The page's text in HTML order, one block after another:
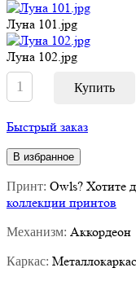
Луна 101.jpg
Луна 102.jpg
Быстрый заказ
В избранное
Принт:Owls?Хотите
принтов
Механизм:Аккордеон
Каркас:Металлокаркас